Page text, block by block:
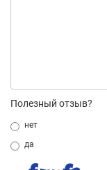
Полезный отзыв?
нет
да